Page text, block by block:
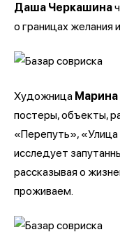
Даша Черкашина
о границах желания
Художница
постеры, объекты,
«Перепуть»,
исследует
рассказывая о
проживаем.